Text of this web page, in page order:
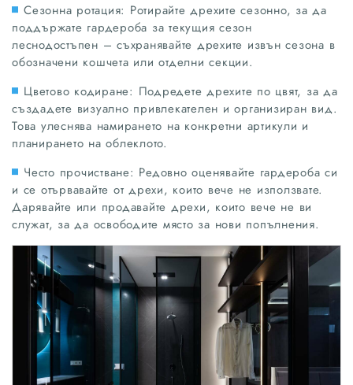
Сезонна ротация: Ротирайте дрехите сезонно, за да
поддържате гардероба за текущия сезон
леснодостъпен – съхранявайте дрехите извън сезона в
обозначени кошчета или отделни секции.
Цветово кодиране: Подредете дрехите по цвят, за да
създадете визуално привлекателен и организиран вид.
Това улеснява намирането на конкретни артикули и
планирането на облеклото.
Често прочистване: Редовно оценявайте гардероба си
и се отървавайте от дрехи, които вече не използвате.
Дарявайте или продавайте дрехи, които вече не ви
служат, за да освободите място за нови попълнения.